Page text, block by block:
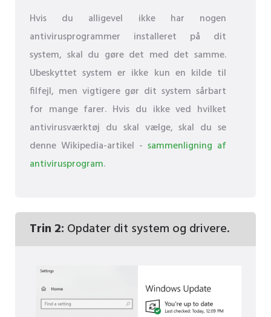
Hvis du alligevel ikke har nogen
antivirusprogrammer installeret på dit
system, skal du gøre det med det samme.
Ubeskyttet system er ikke kun en kilde til
filfejl, men vigtigere gør dit system sårbart
for mange farer. Hvis du ikke ved hvilket
antivirusværktøj du skal vælge, skal du se
denne Wikipedia-artikel - sammenligning af
antivirusprogram.
Trin 2: Opdater dit system og drivere.